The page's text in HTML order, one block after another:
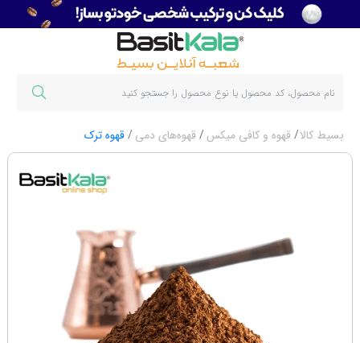
بسیط کالا قهوه و کافی میکس قهوه‌های دمی قهوه ترک